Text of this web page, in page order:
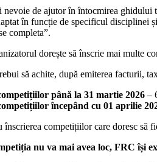
nevoie de ajutor în întocmirea
în funcție de specificul
completa”.
dorește să înscrie mai multe
să achite, după emiterea facturii,
până la 31 martie 2026 –
începând cu 01 aprilie
înscrierea competițiilor care doresc să
nu va mai avea loc, FRC își